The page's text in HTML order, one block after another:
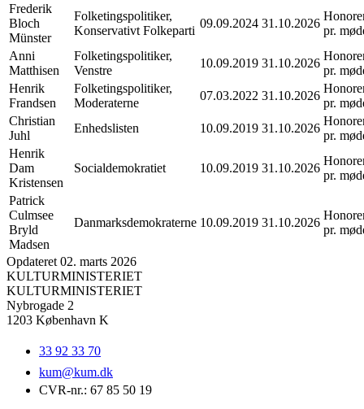
Frederik
Bloch
Münster
Folketingspolitiker,
Konservativt Folkeparti
09.09.2024 31.10.2026
pr.
Anni
Matthisen
Folketingspolitiker,
Venstre
10.09.2019 31.10.2026
pr.
Henrik
Frandsen
Folketingspolitiker,
Moderaterne
07.03.2022 31.10.2026
pr.
Christian
Juhl
Enhedslisten 10.09.2019 31.10.2026
pr.
Henrik
Dam
Kristensen
Socialdemokratiet 10.09.2019 31.10.2026
pr.
Patrick
Culmsee
Bryld
Madsen
Danmarksdemokraterne 10.09.2019 31.10.2026
pr.
Opdateret 02. marts 2026
KULTURMINISTERIET
KULTURMINISTERIET
Nybrogade 2
1203 København K
33 92 33 70
kum@kum.dk
CVR-nr.: 67 85 50 19